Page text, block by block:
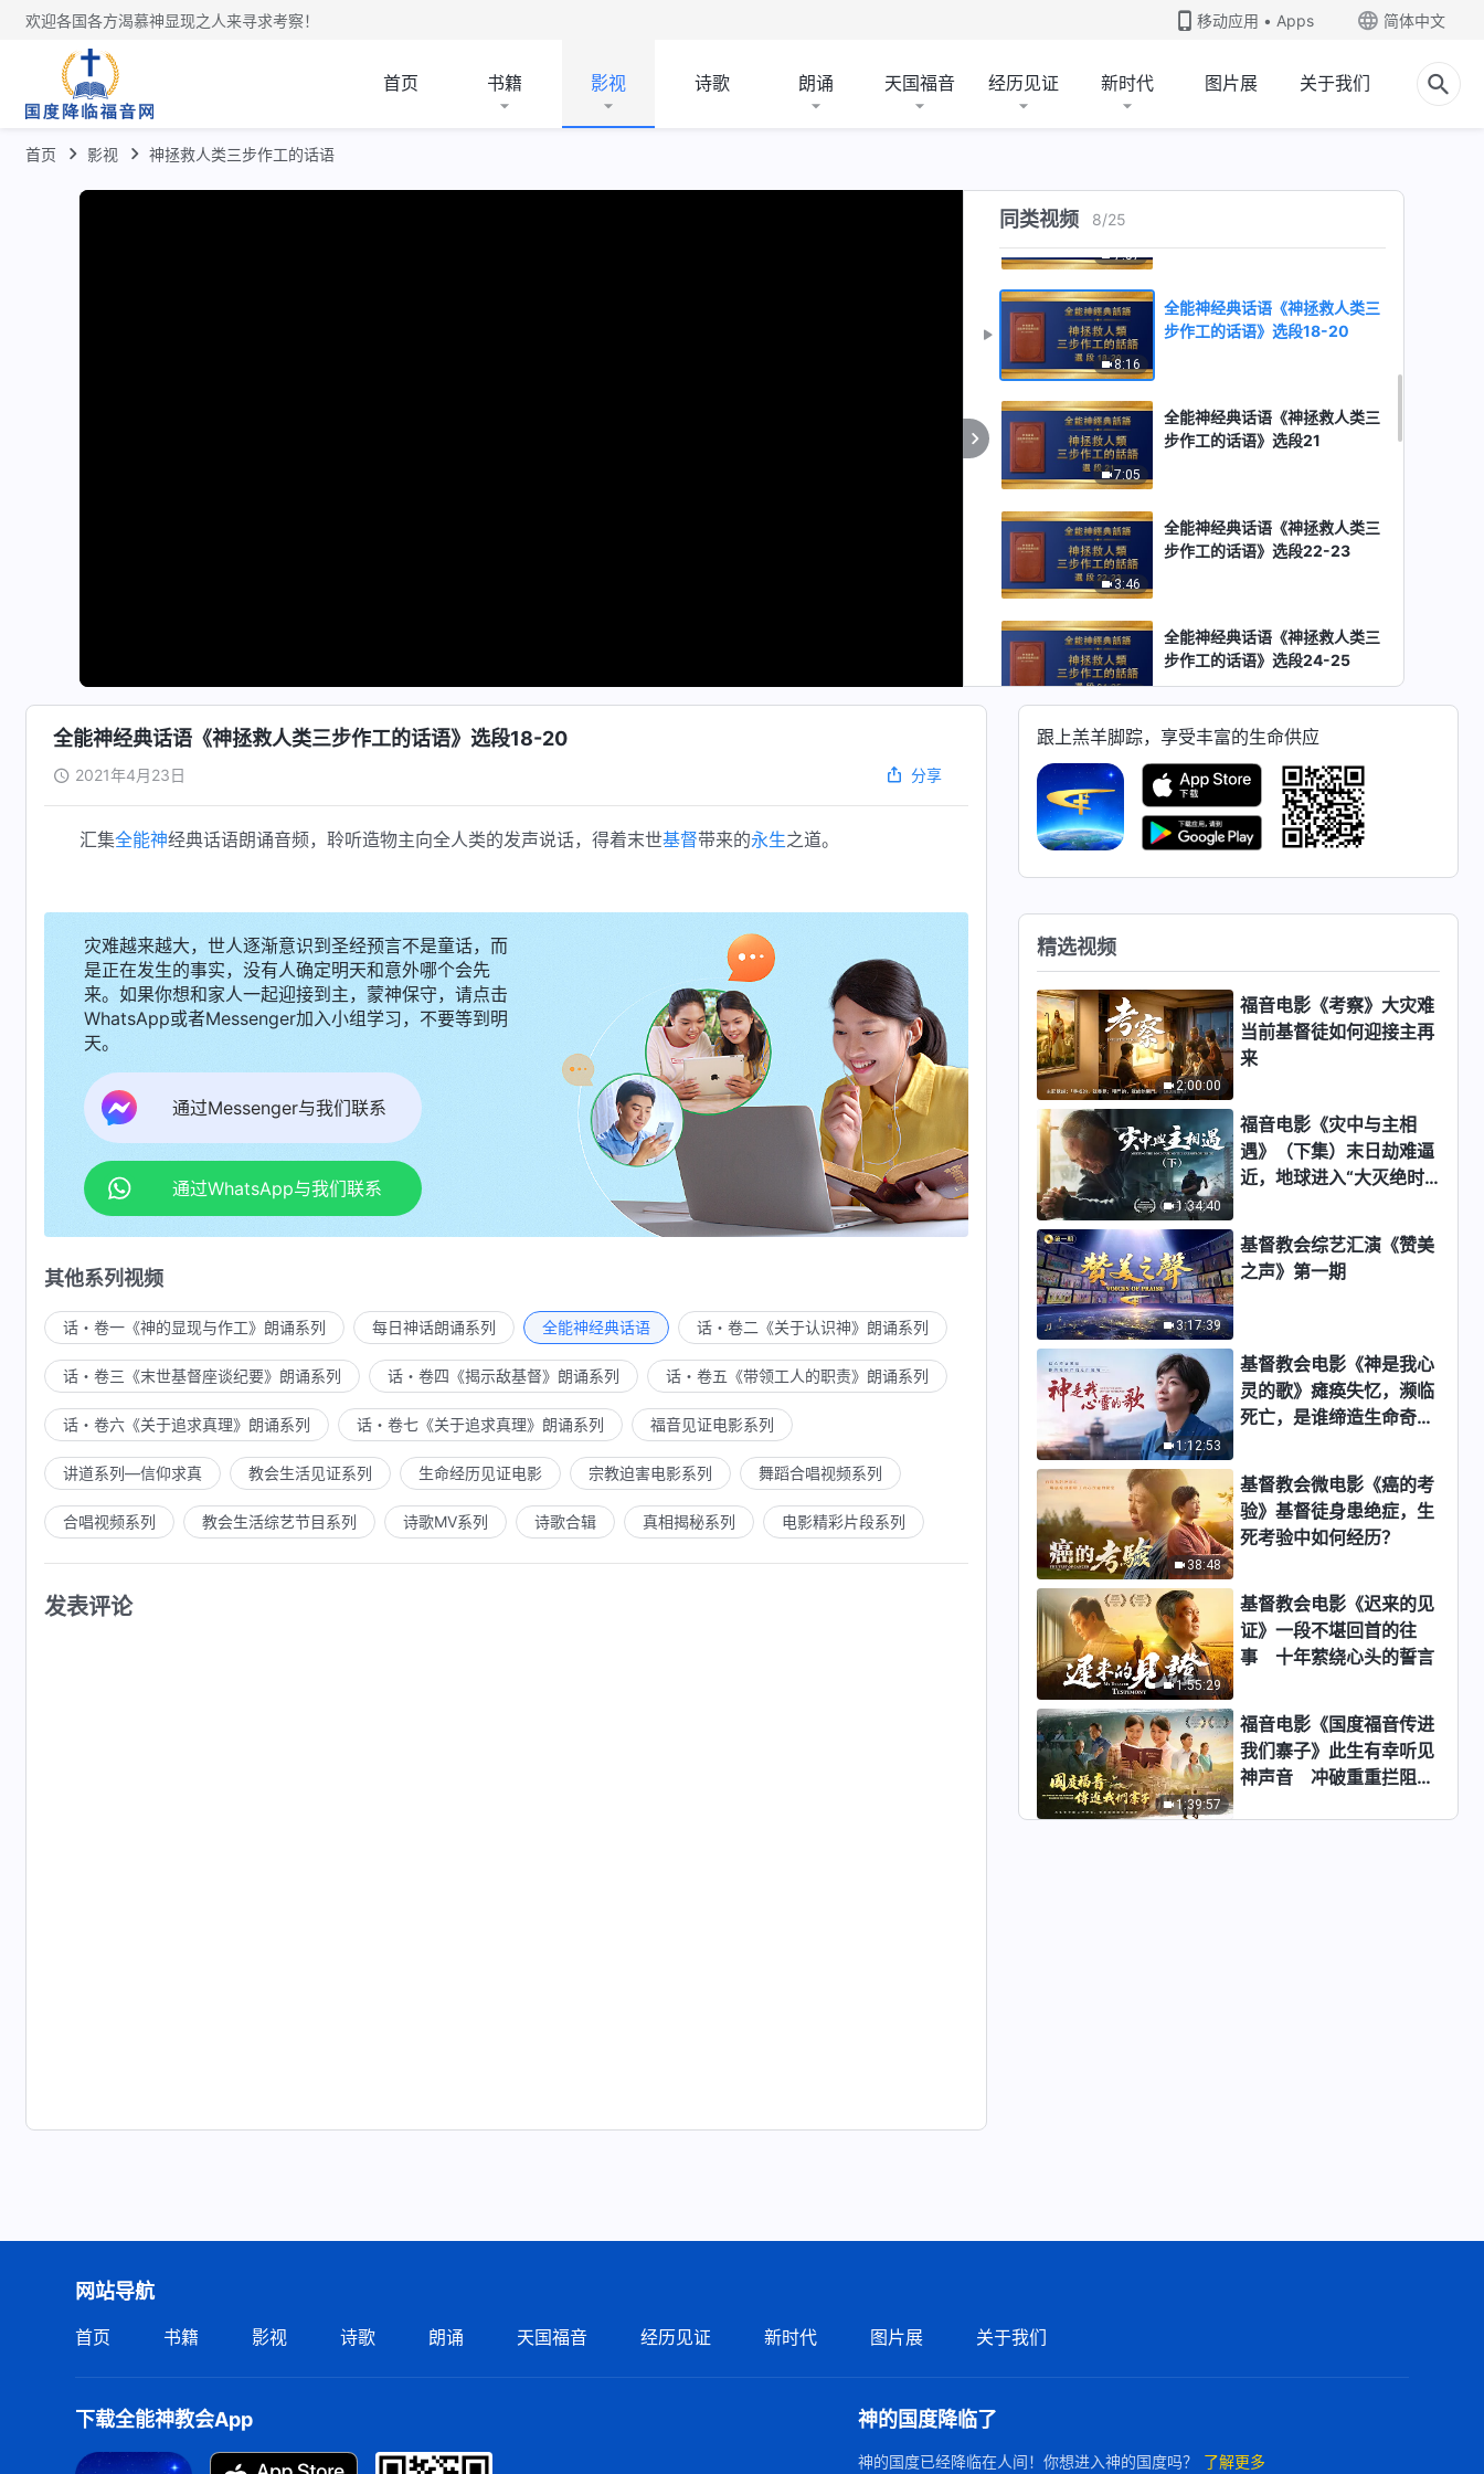
欢迎各国各方渴慕神显现之人来寻求考察！ 移动应用 • Apps 简体中文
首页 书籍 影视 诗歌 朗诵 天国福音 经历见证 新时代 图片展 关于我们
首页 影视 神拯救人类三步作工的话语
同类视频 8/25
全能神经典话语《神拯救人类三
7:57
全能神经典话语《神拯救人类三
8:16
全能神经典话语《神拯救人类三
步作工的话语》选段18-20
7:05
全能神经典话语《神拯救人类三
步作工的话语》选段21
3:46
全能神经典话语《神拯救人类三
步作工的话语》选段22-23
全能神经典话语《神拯救人类三
步作工的话语》选段24-25
全能神经典话语《神拯救人类三
步作工的话语》选段26-27
4:23
全能神经典话语《神拯救人类三
步作工的话语》选段28-29
5:36
步作工的话语》选段30
9:00
全能神经典话语《神拯救人类三
步作工的话语》选段31-32
7:28
全能神经典话语《神拯救人类三
步作工的话语》选段33-34
6:59
全能神经典话语《神拯救人类三
步作工的话语》选段35
4:39
全能神经典话语《神拯救人类三
步作工的话语》选段36-37
8:45
全能神经典话语《神拯救人类三
步作工的话语》选段38-40
6:06
全能神经典话语《神拯救人类三
步作工的话语》选段41
5:06
全能神经典话语《神拯救人类三
步作工的话语》选段42-43
全能神经典话语《神拯救人类三步作工的话语》选段18-20
2021年4月23日 分享
汇集全能神经典话语朗诵音频，聆听造物主向全人类的发声说话，得着末世基督带来的永生之道。
灾难越来越大，世人逐渐意识到圣经预言不是童话，而
是正在发生的事实，没有人确定明天和意外哪个会先
来。如果你想和家人一起迎接到主，蒙神保守，请点击
WhatsApp或者Messenger加入小组学习，不要等到明
天。
通过Messenger与我们联系
通过WhatsApp与我们联系
其他系列视频
话・卷一《神的显现与作工》朗诵系列 每日神话朗诵系列 全能神经典话语 话・卷二《关于认识神》朗诵系列
话・卷三《末世基督座谈纪要》朗诵系列 话・卷四《揭示敌基督》朗诵系列 话・卷五《带领工人的职责》朗诵系列
话・卷六《关于追求真理》朗诵系列 话・卷七《关于追求真理》朗诵系列 福音见证电影系列
讲道系列—信仰求真 教会生活见证系列 生命经历见证电影 宗教迫害电影系列 舞蹈合唱视频系列
合唱视频系列 教会生活综艺节目系列 诗歌MV系列 诗歌合辑 真相揭秘系列 电影精彩片段系列
发表评论
跟上羔羊脚踪，享受丰富的生命供应
精选视频
2:00:00
福音电影《考察》大灾难
当前基督徒如何迎接主再
来
1:34:40
福音电影《灾中与主相
遇》（下集）末日劫难逼
近，地球进入“大灭绝时
你准备好逃生了吗？
3:17:39
基督教会综艺汇演《赞美
之声》第一期
1:12:53
基督教会电影《神是我心
灵的歌》瘫痪失忆，濒临
死亡，是谁缔造生命奇
38:48
基督教会微电影《癌的考
验》基督徒身患绝症，生
死考验中如何经历？
1:55:29
基督教会电影《迟来的见
证》一段不堪回首的往
事 十年萦绕心头的誓言
1:39:57
福音电影《国度福音传进
我们寨子》此生有幸听见
神声音 冲破重重拦阻跟
网站导航
首页 书籍 影视 诗歌 朗诵 天国福音 经历见证 新时代 图片展 关于我们
下载全能神教会App 神的国度降临了
神的国度已经降临在人间！你想进入神的国度吗？ 了解更多